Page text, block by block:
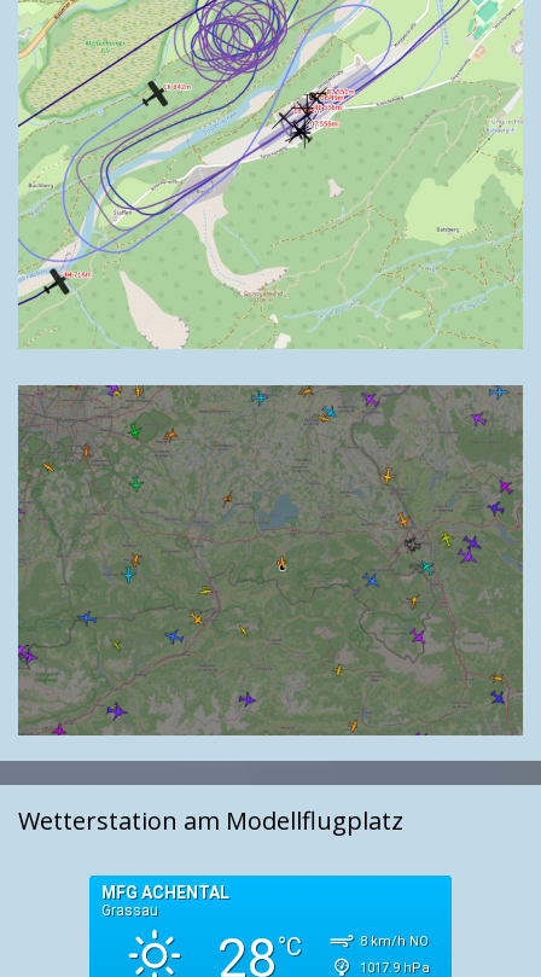
Wetterstation am Modellflugplatz